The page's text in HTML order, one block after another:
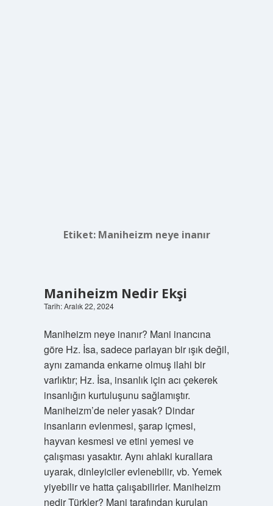
Etiket: Maniheizm neye inanır
Maniheizm Nedir Ekşi
Tarih: Aralık 22, 2024
Maniheizm neye inanır? Mani inancına
göre Hz. İsa, sadece parlayan bir ışık değil,
aynı zamanda enkarne olmuş ilahi bir
varlıktır; Hz. İsa, insanlık için acı çekerek
insanlığın kurtuluşunu sağlamıştır.
Maniheizm’de neler yasak? Dindar
insanların evlenmesi, şarap içmesi,
hayvan kesmesi ve etini yemesi ve
çalışması yasaktır. Aynı ahlaki kurallara
uyarak, dinleyiciler evlenebilir, vb. Yemek
yiyebilir ve hatta çalışabilirler. Maniheizm
nedir Türkler? Mani tarafından kurulan